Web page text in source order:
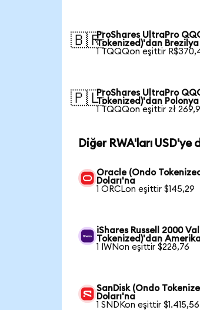
🇧🇷ProShares UltraPro
Tokenized)'dan
1 TQQQon eşittir
🇵🇱ProShares UltraPro
Tokenized)'dan
1 TQQQon eşittir zł
Diğer RWA'ları USD'ye
Oracle (Ondo
Doları'na
1 ORCLon eşittir $145,29
iShares Russell 2000
Tokenized)'dan
1 IWNon eşittir $228,76
SanDisk (Ondo
Doları'na
1 SNDKon eşittir $1.415,56